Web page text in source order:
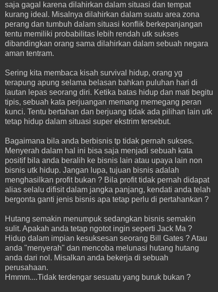
saja gagal karena dilahirkan dalam situasi dan tempat
kurang ideal. Misalnya dilahirkan dalam suatu area zona
perang dan tumbuh dalam situasi konflik berkepanjangan
tentu memiliki probabilitas lebih rendah utk sukses
dibandingkan orang sama dilahirkan dalam sebuah negara
aman tentram.
Sering kita membaca kisah survival hidup, orang yg
terapung apung selama belasan bahkan puluhan hari di
lautan lepas seorang diri. Ketika batas hidup dan mati begitu
tipis, sebuah kata perjuangan memang memegang peran
kunci. Tentu bertahan dan berjuang tidak ada pilihan lain utk
tetap hidup dalam situasi super ekstrim tersebut.
Bagaimana bila anda berbisnis tp tidak pernah sukses.
Menyerah dalam hal ini bisa saja menjadi sebuah kata
positif bila anda beralih ke bisnis lain atau upaya lain non
bisnis utk hidup. Jangan lupa, tujuan bisnis adalah
menghasilkan profit bukan ? Bila profit tidak pernah didapat
alias selalu difisit dalam jangka panjang, kendati anda telah
bergonta ganti jenis bisnis apa tetap perlu di pertahankan ?
Hutang semakin menumpuk sedangkan bisnis semakin
sulit. Apakah anda tetap ngotot ingin seperti Jack Ma ?
Hidup dalam impian kesuksesan seorang Bill Gates ? Atau
anda "menyerah" dan mencoba melunasi hutang hutang
anda dari nol. Misalkan anda bekerja di sebuah
perusahaan.
Hmmm....Tidak terdengar sesuatu yang buruk bukan ?